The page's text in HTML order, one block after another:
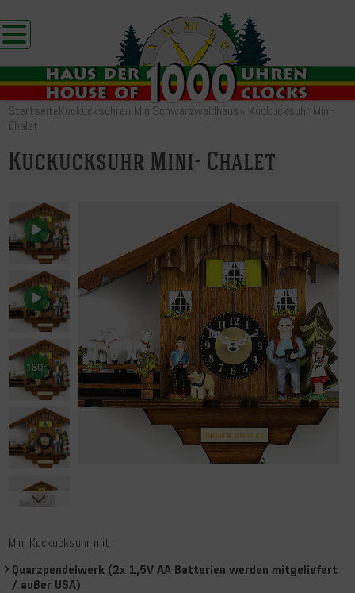
StartseiteKuckucksuhren MiniSchwarzwaldhaus» Kuckucksuhr Mini-
Chalet
Kuckucksuhr Mini- Chalet
Mini Kuckucksuhr mit
Quarzpendelwerk (2x 1,5V AA Batterien werden mitgeliefert
/ außer USA)